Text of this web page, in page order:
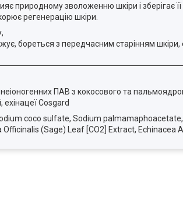
природному зволоженню шкіри і зберігає
регенерацію шкіри.
бореться з передчасним старінням
ПАВ з кокосового та
ехінацеї Cosgard
coco sulfate, Sodium
(Sage) Leaf [CO2] Extract, Echinacea